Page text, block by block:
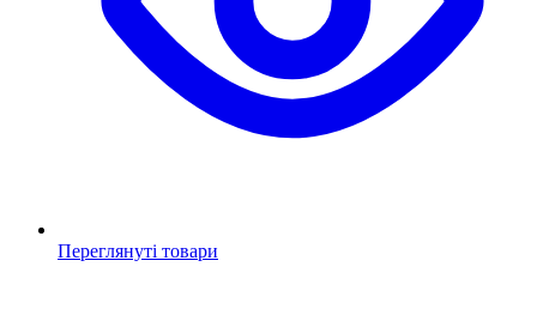
Переглянуті товари